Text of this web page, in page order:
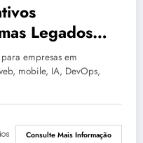
Legados
| OT3N
empresas em
mobile, IA, DevOps,
Consulte Mais Informação